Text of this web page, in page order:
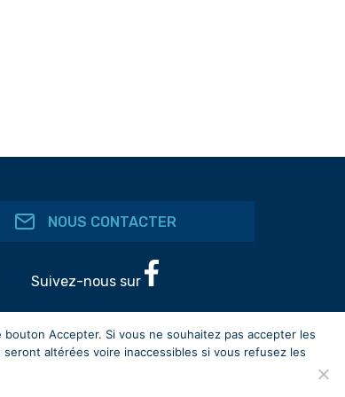
NOUS CONTACTER
Suivez-nous sur
Accepter. Si vous ne souhaitez pas accepter les
altérées voire inaccessibles si vous refusez les